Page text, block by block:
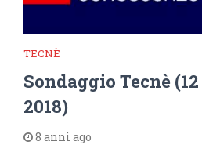
TECNÈ
Sondaggio Tecnè
2018)
8 anni ago